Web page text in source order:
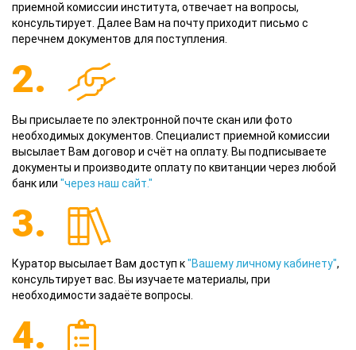
приемной комиссии института, отвечает на вопросы,
консультирует. Далее Вам на почту приходит письмо с
перечнем документов для поступления.
2.
Вы присылаете по электронной почте скан или фото
необходимых документов. Специалист приемной комиссии
высылает Вам договор и счёт на оплату. Вы подписываете
документы и производите оплату по квитанции через любой
банк или "через наш сайт."
3.
Куратор высылает Вам доступ к"Вашему личному кабинету",
консультирует вас. Вы изучаете материалы, при
необходимости задаёте вопросы.
4.